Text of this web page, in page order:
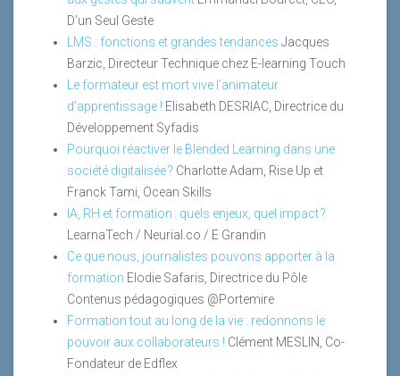
D’un Seul Geste
LMS : fonctions et grandes tendances Jacques
Barzic, Directeur Technique chez E-learning Touch
Le formateur est mort vive l’animateur
d’apprentissage ! Elisabeth DESRIAC, Directrice du
Développement Syfadis
Pourquoi réactiver le Blended Learning dans une
société digitalisée ? Charlotte Adam, Rise Up et
Franck Tami, Ocean Skills
IA, RH et formation : quels enjeux, quel impact ?
LearnaTech / Neurial.co / E Grandin
Ce que nous, journalistes pouvons apporter à la
formation Elodie Safaris, Directrice du Pôle
Contenus pédagogiques @Portemire
Formation tout au long de la vie : redonnons le
pouvoir aux collaborateurs ! Clément MESLIN, Co-
Fondateur de Edflex